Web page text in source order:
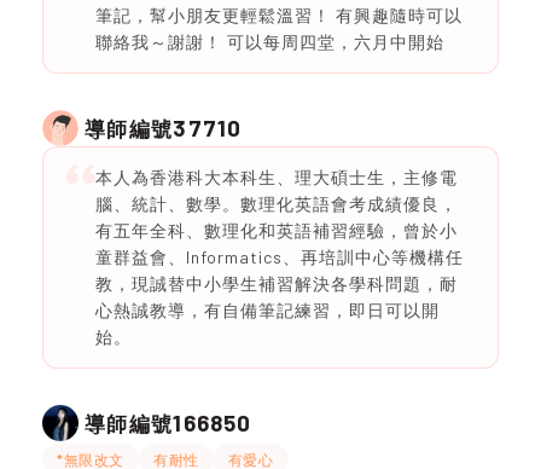
筆記，幫小朋友更輕鬆溫習！ 有興趣隨時可以
聯絡我～謝謝！ 可以每周四堂，六月中開始
導師編號37710
本人為香港科大本科生、理大碩士生，主修電
腦、統計、數學。數理化英語會考成績優良，
有五年全科、數理化和英語補習經驗，曾於小
童群益會、Informatics、再培訓中心等機構任
教，現誠替中小學生補習解決各學科問題，耐
心熱誠教導，有自備筆記練習，即日可以開
始。
導師編號166850
*無限改文 有耐性 有愛心